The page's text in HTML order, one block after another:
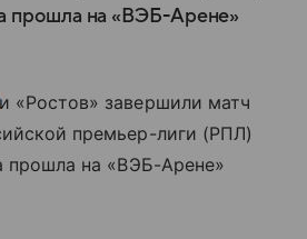
прошла на «ВЭБ-Арене»
«Ростов» завершили матч
премьер-лиги (РПЛ)
прошла на «ВЭБ-Арене»